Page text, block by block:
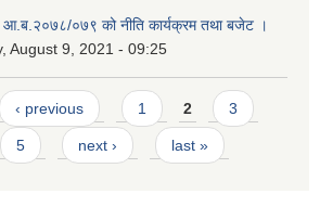
आ.ब.२०७८/०७९ को नीति कार्यक्रम तथा बजेट ।
August 9, 2021 - 09:25
‹ previous 1 2 3
5 next › last »